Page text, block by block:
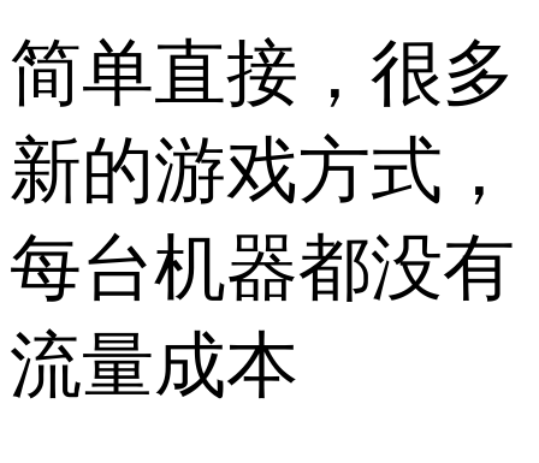
简单直接，很多
新的游戏方式，
每台机器都没有
流量成本